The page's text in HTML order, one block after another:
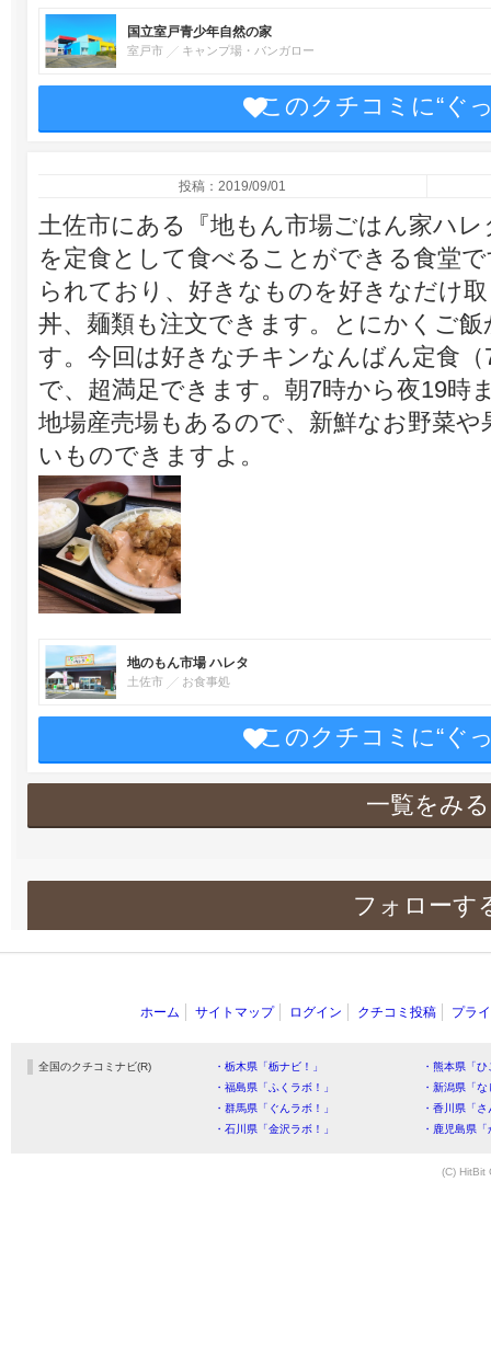
国立室戸青少年自然の家
室戸市 キャンプ場・バンガロー
このクチコミに“ぐ
投稿：2019/09/01
土佐市にある『地もん市場ごはん家ハ
を定食として食べることができる食堂
られており、好きなものを好きなだけ
丼、麺類も注文できます。とにかくご
す。今回は好きなチキンなんばん定食
で、超満足できます。朝7時から夜19時
地場産売場もあるので、新鮮なお野菜
いものできますよ。
地のもん市場 ハレタ
土佐市 お食事処
このクチコミに“ぐ
一覧をみる
フォローす
ホーム サイトマップ ログイン クチコミ投稿 プラ
全国のクチコミナビ(R) ・栃木県「栃ナビ！」
・熊本県「
・福島県「ふくラボ！」
・新潟県「
・群馬県「ぐんラボ！」
・香川県「
・石川県「金沢ラボ！」
・鹿児島県
(C) HitBit